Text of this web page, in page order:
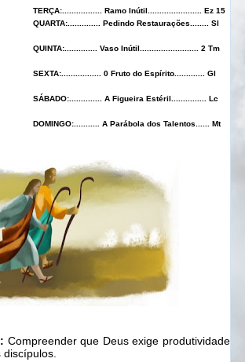
TERÇA:................. Ramo Inútil ....................... Ez 15
QUARTA:.............. Pedindo Restaurações........ Sl
QUINTA:.............. Vaso Inútil ......................... 2 Tm
SEXTA:................. 0 Fruto do Espírito............. Gl
SÁBADO:.............. A Figueira Estéril ............... Lc
DOMINGO:........... A Parábola dos Talentos...... Mt
Compreender que Deus exige produtividade
discípulos.